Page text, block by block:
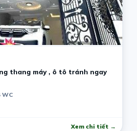
thang máy , ô tô tránh ngay
WC
Xem chi tiết →